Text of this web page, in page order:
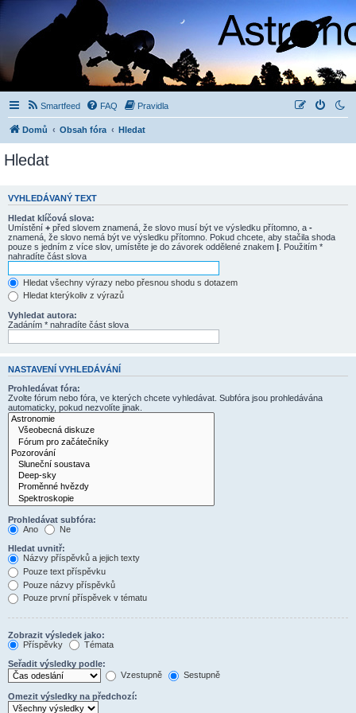
Smartfeed FAQ Pravidla
Domů Obsah fóra Hledat
Hledat
VYHLEDÁVANÝ TEXT
Hledat klíčová slova:
Umístění + před slovem znamená, že slovo musí být ve výsledku přítomno, a -
znamená, že slovo nemá být ve výsledku přítomno. Pokud chcete, aby stačila shoda
pouze s jedním z více slov, umístěte je do závorek oddělené znakem | . Použitím *
nahradíte část slova
Hledat všechny výrazy nebo přesnou shodu s dotazem
Hledat kterýkoliv z výrazů
Vyhledat autora:
Zadáním * nahradíte část slova
NASTAVENÍ VYHLEDÁVÁNÍ
Prohledávat fóra:
Zvolte fórum nebo fóra, ve kterých chcete vyhledávat. Subfóra jsou prohledávána
automaticky, pokud nezvolíte jinak.
Prohledávat subfóra:
Ano
Ne
Hledat uvnitř:
Názvy příspěvků a jejich texty
Pouze text příspěvku
Pouze názvy příspěvků
Pouze první příspěvek v tématu
Zobrazit výsledek jako:
Příspěvky
Témata
Seřadit výsledky podle:
Vzestupně
Sestupně
Omezit výsledky na předchozí: